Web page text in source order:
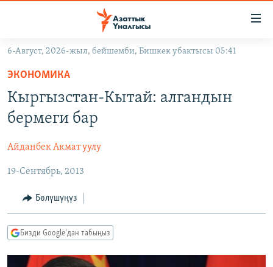
Навигацияга
өтүңүз
Издөөгө
салыңызКЫРГЫЗСТАН
ЭКОНОМИКА
МАДАНИЯТ
ДҮЙНӨ
БОРБОР АЗИЯ
УКРАИНА
АТАЙЫН ИЛИКТӨӨ
ТВ ПРОГРАММАЛАР
БҮГҮН АЗАТТЫКТА
БИЗ ЖАНА ДҮЙНӨ
ДАНИСТЕ
ПОДКАСТ
ӨЗГӨЧӨ ПИКИР
6-Август, 2026-жыл, бейшемби, Бишкек убактысы 05:41
ЭКОНОМИКА
Кыргызстан-Кытай: алгандын
бермеги бар
Айданбек Акмат уулу
19-Сентябрь, 2013
Бөлүшүңүз
Бизди Google'дан табыңыз